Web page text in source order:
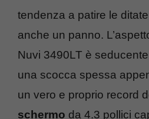
tendenza a patire le
anche un panno.
Nuvi 3490LT è
una scocca spessa
un vero e proprio record
schermo da 4.3 pollici